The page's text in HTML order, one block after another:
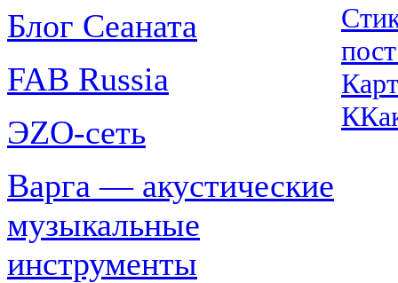
Блог Сеаната
FAB Russia
ЭZО-сеть
Варга — акустические
музыкальные
инструменты